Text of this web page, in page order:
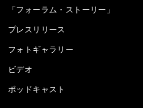
「フォーラム・ストーリー」
プレスリリース
フォトギャラリー
ビデオ
ポッドキャスト